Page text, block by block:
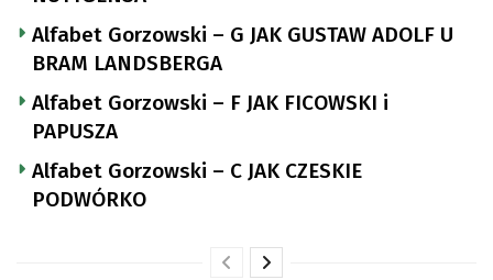
Alfabet Gorzowski – G JAK GUSTAW ADOLF U
BRAM LANDSBERGA
Alfabet Gorzowski – F JAK FICOWSKI i
PAPUSZA
Alfabet Gorzowski – C JAK CZESKIE
PODWÓRKO